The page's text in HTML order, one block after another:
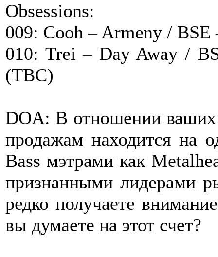
Obsessions:
009: Cooh – Armeny /
010: Trei – Day Away /
(TBC)
DOA: В отношении
продажам находится на
Bass мэтрами как
признанными лидерами
редко получаете
вы думаете на этот счет?